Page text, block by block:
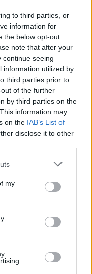
to third parties, or
information for
the below opt-out
note that after your
continue seeing
information utilized by
third parties prior to
of the further
by third parties on the
information may
on the IAB’s List of
disclose it to other
one or more Google
You may click to
third-party tags to
in below Google
my
Ιάπωνα ομόλογό
αρχές»
της Ιαπωνίας προς
Εξωτερικών.
Κρικέλας
η
του 2027-Τι